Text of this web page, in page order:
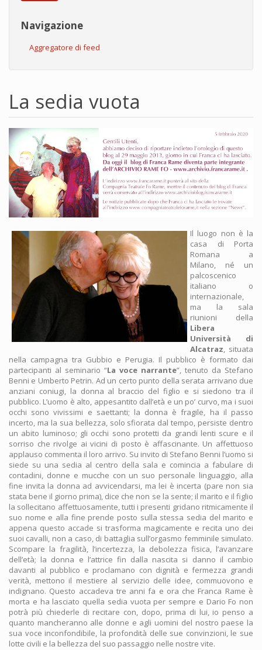
Navigazione
Aggregatore di feed
La sedia vuota
Il luogo non è la
casa di Porta
Romana a
Milano, né un
palcoscenico
italiano o
internazionale,
ma la sala
riunioni della
Libera
Università di
Alcatraz, situata
nella campagna tra Gubbio e Perugia. Il pubblico è formato dai
partecipanti al seminario “La voce narrante”, tenuto da Stefano
Benni e Umberto Petrin. Ad un certo punto della serata arrivano due
anziani coniugi, la donna al braccio del figlio e si siedono tra il
pubblico. L’uomo è alto, appesantito dall’età e un po’ curvo, ma i suoi
occhi sono vivissimi e saettanti; la donna è fragile, ha il passo
incerto, ma la sua bellezza, solo sfiorata dal tempo, persiste dentro
un abito luminoso; gli occhi sono protetti da grandi lenti scure e il
sorriso che rivolge ai vicini di posto è affascinante. Un affettuoso
applauso commenta il loro arrivo. Su invito di Stefano Benni l’uomo si
siede su una sedia al centro della sala e comincia a fabulare di
contadini, donne e mucche con un suo personale linguaggio, alla
fine invita la donna ad avvicendarsi, ma lei è incerta (pare non sia
stata bene il giorno prima), dice che non se la sente; il marito e il figlio
la sollecitano affettuosamente, tutti i presenti gridano ritmicamente il
suo nome e alla fine prende posto sulla stessa sedia del marito e
appena questo accade si trasforma magicamente e recita uno dei
suoi cavalli, non a caso, di battaglia sull’orgasmo femminile simulato.
Scompare la fragilità, l’incertezza, la debolezza fisica, l’avanzare
dell’età; la donna e l’attrice fin dalla nascita si danno il cambio
davanti al pubblico e proclamano con dignità e fermezza grandi
verità, mettono il mestiere al servizio delle idee, commuovono e
indignano. Questo accadeva tre anni fa e ora che Franca Rame è
morta e ha lasciato quella sedia vuota per sempre e Dario Fo non
potrà più chiederle di recitare con, dopo, prima di lui, io penso a
quanto mancheranno alle donne e agli uomini del nostro paese la
sua voce inconfondibile, la profondità delle sue convinzioni, le sue
lotte civili e la bellezza del suo passaggio nelle nostre vite.